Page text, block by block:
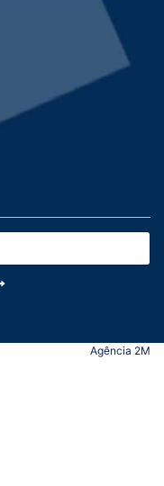
Agência 2M